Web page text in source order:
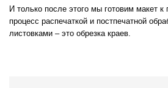
И только после этого мы готовим макет к
процесс распечаткой и постпечатной
листовками – это обрезка краев.